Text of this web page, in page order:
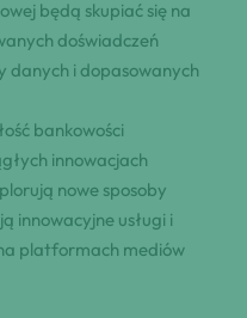
będą skupiać się na
doświadczeń
danych i dopasowanych
bankowości
innowacjach
nowe sposoby
innowacyjne usługi i
platformach mediów